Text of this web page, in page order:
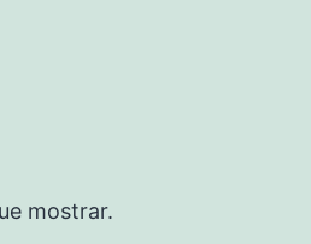
mostrar.